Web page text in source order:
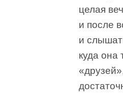
целая
и после
и
куда